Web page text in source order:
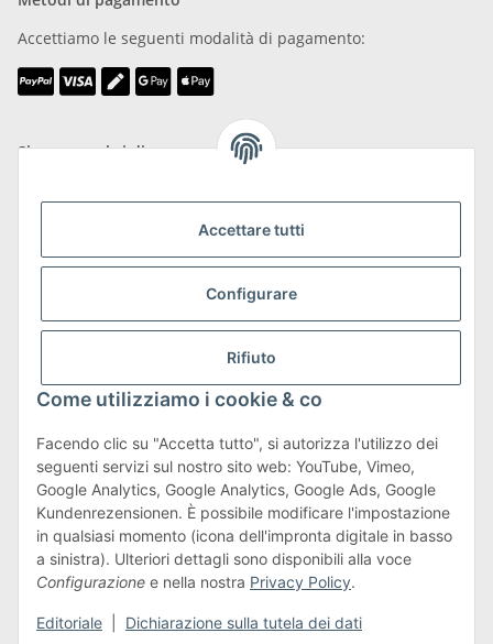
Accettare tutti
Configurare
Rifiuto
Come utilizziamo i cookie & co
Facendo clic su "Accetta tutto", si autorizza l'utilizzo dei
seguenti servizi sul nostro sito web: YouTube, Vimeo,
Google Analytics, Google Analytics, Google Ads, Google
Kundenrezensionen. È possibile modificare l'impostazione
in qualsiasi momento (icona dell'impronta digitale in basso
a sinistra). Ulteriori dettagli sono disponibili alla voce
Configurazione e nella nostra Privacy Policy.
Editoriale Dichiarazione sulla tutela dei dati
Accettiamo le seguenti modalità di pagamento:
Siamo membri di
Maggiori informazioni su spedizioni e resi
Termini e condizioni
#global.withdrawalForm#
* Tutti i prezzi sono comprensivi di IVA.più